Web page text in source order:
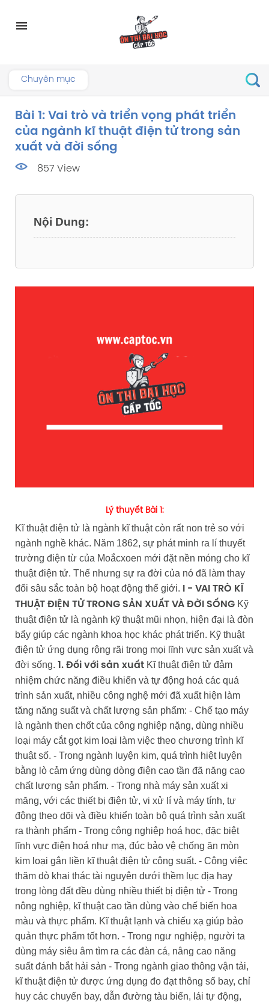
menu
Chuyên mục
Bài 1: Vai trò và triển vọng phát triển
của ngành kĩ thuật điện tử trong sản
xuất và đời sống
857 View
Lý thuyết Bài 1:
Kĩ thuật điện tử là ngành kĩ thuật còn rất non trẻ so với
ngành nghề khác. Năm 1862, sự phát minh ra lí thuyết
trường điện từ của Moắcxoen mới đặt nền móng cho kĩ
thuật điện tử. Thế nhưng sự ra đời của nó đã làm thay
đổi sâu sắc toàn bộ hoạt động thế giới.
I - VAI TRÒ KĨ
THUẬT ĐIỆN TỬ TRONG SẢN XUẤT VÀ ĐỜI SỐNGKỹ
thuật điện tử là ngành kỹ thuật mũi nhọn, hiện đại là đòn
bẩy giúp các ngành khoa học khác phát triển. Kỹ thuật
điện tử ứng dụng rộng rãi trong mọi lĩnh vực sản xuất và
đời sống. 1. Đối với sản xuấtKĩ thuật điện tử đảm
nhiệm chức năng điều khiển và tự động hoá các quá
trình sản xuất, nhiều công nghệ mới đã xuất hiện làm
tăng năng suất và chất lượng sản phẩm: - Chế tạo máy
là ngành then chốt của công nghiệp nặng, dùng nhiều
loại máy cắt gọt kim loại làm việc theo chương trình kĩ
thuật số. - Trong ngành luyện kim, quá trình hiệt luyện
bằng lò cảm ứng dùng dòng điện cao tần đã năng cao
chất lượng sản phẩm. - Trong nhà máy sản xuất xi
măng, với các thiết bị điện tử, vi xử lí và máy tính, tự
động theo dõi và điều khiển toàn bộ quá trình sản xuất
ra thành phẩm - Trong công nghiệp hoá học, đặc biệt
lĩnh vực điện hoá như mạ, đúc bảo vệ chống ăn mòn
kim loại gắn liền kĩ thuật điện tử công suất. - Công việc
thăm dò khai thác tài nguyên dưới thềm lục địa hay
trong lòng đất đều dùng nhiều thiết bị điện tử - Trong
nông nghiệp, kĩ thuật cao tần dùng vào chế biến hoa
màu và thực phẩm. Kĩ thuật lạnh và chiếu xạ giúp bảo
quản thực phẩm tốt hơn. - Trong ngư nghiệp, người ta
dùng máy siêu âm tìm ra các đàn cá, nâng cao năng
suất đánh bắt hải sản - Trong ngành giao thông vận tải,
kĩ thuật điện tử được ứng dụng đo đạt thông số bay, chỉ
huy các chuyến bay, dẫn đường tàu biển, lái tự động,